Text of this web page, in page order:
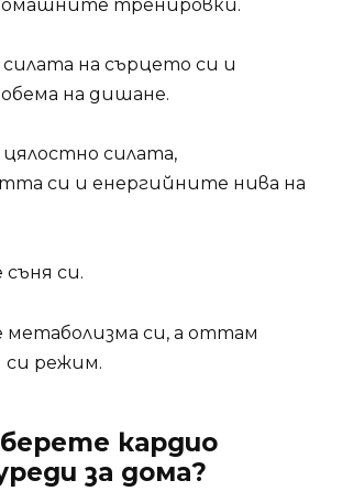
тренировки.
на сърцето си и
на дишане.
силата,
си и енергийните нива на
си.
метаболизма си, а оттам
си режим.
кардио
за дома?